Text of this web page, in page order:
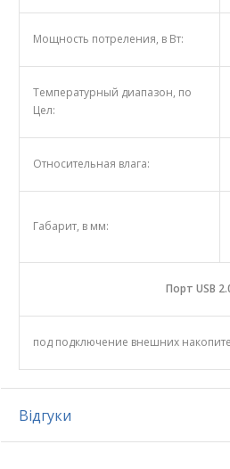
Мощность потреления, в Вт:
Температурный диапазон, по
Цел:
Относительная влага:
Габарит, в мм:
Порт USB
под подключение внешних
Відгуки